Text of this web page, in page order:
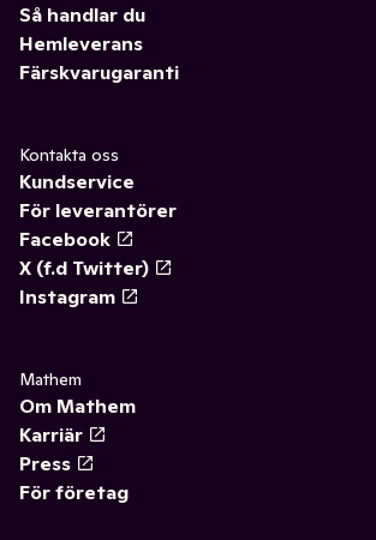
Så handlar du
Hemleverans
Färskvarugaranti
Kontakta oss
Kundservice
För leverantörer
Facebook
X (f.d Twitter)
Instagram
Mathem
Om Mathem
Karriär
Press
För företag